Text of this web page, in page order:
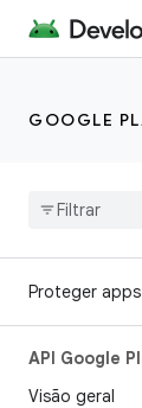
GOOGLE
Proteger
API Google
Visão geral